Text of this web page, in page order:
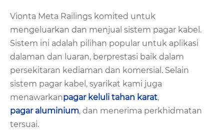
Vionta Meta Railings komited untuk
mengeluarkan dan menjual sistem pagar kabel.
Sistem ini adalah pilihan popular untuk aplikasi
dalaman dan luaran, berprestasi baik dalam
persekitaran kediaman dan komersial. Selain
sistem pagar kabel, syarikat kami juga
menawarkanpagar keluli tahan karat,
pagar aluminium, dan menerima perkhidmatan
tersuai.